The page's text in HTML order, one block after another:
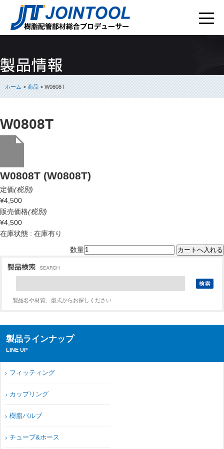
ホーム>商品> W0808T
W0808T
W0808T (W0808T)
定価(税別)
¥4,500
販売価格(税別)
¥4,500
在庫状態 : 在庫有り
数量
製品名や材質、型式からお探しください
製品ラインナップ
LINE UP
フィッティング
カップリング
樹脂バルブ
チューブ&ホース